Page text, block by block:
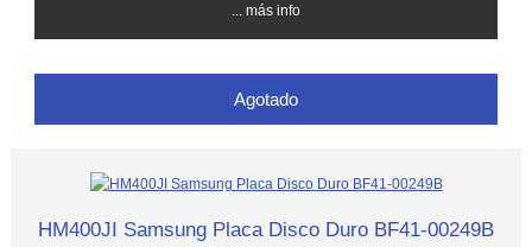
... más info
Agotado
HM400JI Samsung Placa Disco Duro BF41-00249B